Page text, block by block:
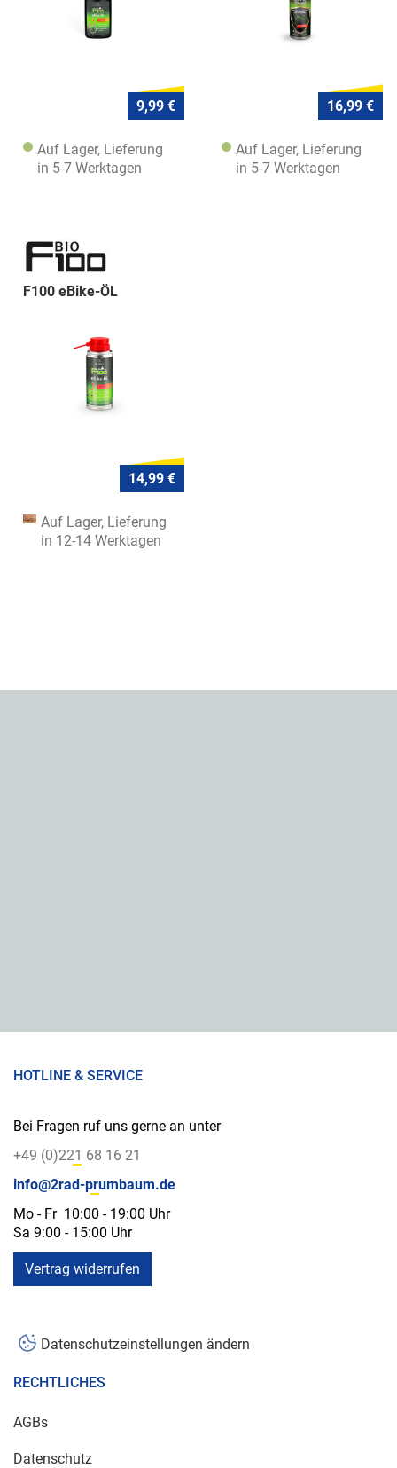
9,99 €
Auf Lager, Lieferung
in 5-7 Werktagen
16,99 €
Auf Lager, Lieferung
in 5-7 Werktagen
F100 eBike-ÖL
14,99 €
Auf Lager, Lieferung
in 12-14 Werktagen
HOTLINE & SERVICE
Bei Fragen ruf uns gerne an unter
+49 (0)221 68 16 21
info@2rad-prumbaum.de
Mo - Fr 10:00 - 19:00 Uhr
Sa 9:00 - 15:00 Uhr
Vertrag widerrufen
Datenschutzeinstellungen ändern
RECHTLICHES
AGBs
Datenschutz